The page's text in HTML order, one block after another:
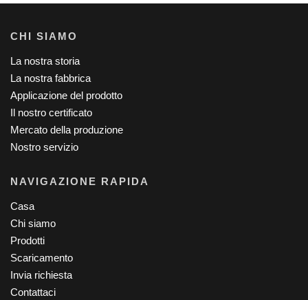
CHI SIAMO
La nostra storia
La nostra fabbrica
Applicazione del prodotto
Il nostro certificato
Mercato della produzione
Nostro servizio
NAVIGAZIONE RAPIDA
Casa
Chi siamo
Prodotti
Scaricamento
Invia richiesta
Contattaci